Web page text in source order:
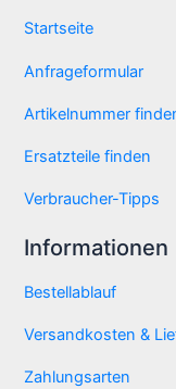
Startseite
Anfrageformular
Artikelnummer
Ersatzteile finden
Verbraucher-Tipps
Informationen
Bestellablauf
Versandkosten &
Zahlungsarten